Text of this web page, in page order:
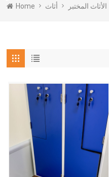
Home أثاث الأثاث المختبر